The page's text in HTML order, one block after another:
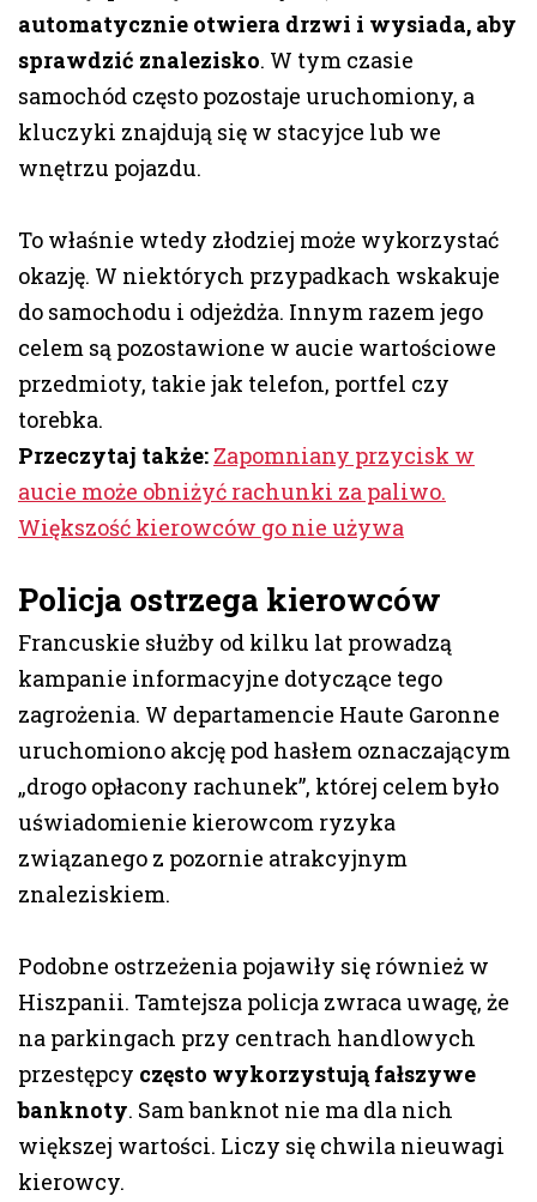
automatycznie otwiera drzwi i wysiada, aby
sprawdzić znalezisko. W tym czasie
samochód często pozostaje uruchomiony, a
kluczyki znajdują się w stacyjce lub we
wnętrzu pojazdu.
To właśnie wtedy złodziej może wykorzystać
okazję. W niektórych przypadkach wskakuje
do samochodu i odjeżdża. Innym razem jego
celem są pozostawione w aucie wartościowe
przedmioty, takie jak telefon, portfel czy
torebka.
Przeczytaj także: Zapomniany przycisk w
aucie może obniżyć rachunki za paliwo.
Większość kierowców go nie używa
Policja ostrzega kierowców
Francuskie służby od kilku lat prowadzą
kampanie informacyjne dotyczące tego
zagrożenia. W departamencie Haute Garonne
uruchomiono akcję pod hasłem oznaczającym
„drogo opłacony rachunek”, której celem było
uświadomienie kierowcom ryzyka
związanego z pozornie atrakcyjnym
znaleziskiem.
Podobne ostrzeżenia pojawiły się również w
Hiszpanii. Tamtejsza policja zwraca uwagę, że
na parkingach przy centrach handlowych
przestępcy często wykorzystują fałszywe
banknoty. Sam banknot nie ma dla nich
większej wartości. Liczy się chwila nieuwagi
kierowcy.